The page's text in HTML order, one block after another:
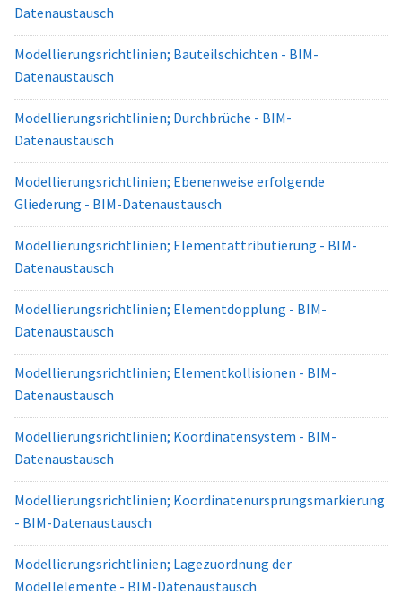
Datenaustausch
Modellierungsrichtlinien; Bauteilschichten - BIM-
Datenaustausch
Modellierungsrichtlinien; Durchbrüche - BIM-
Datenaustausch
Modellierungsrichtlinien; Ebenenweise erfolgende
Gliederung - BIM-Datenaustausch
Modellierungsrichtlinien; Elementattributierung - BIM-
Datenaustausch
Modellierungsrichtlinien; Elementdopplung - BIM-
Datenaustausch
Modellierungsrichtlinien; Elementkollisionen - BIM-
Datenaustausch
Modellierungsrichtlinien; Koordinatensystem - BIM-
Datenaustausch
Modellierungsrichtlinien; Koordinatenursprungsmarkierung
- BIM-Datenaustausch
Modellierungsrichtlinien; Lagezuordnung der
Modellelemente - BIM-Datenaustausch